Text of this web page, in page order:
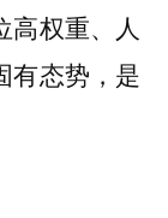
高权重、人
有态势，是